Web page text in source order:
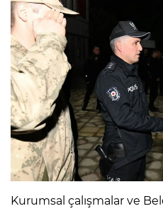
Kurumsal çalışmalar ve